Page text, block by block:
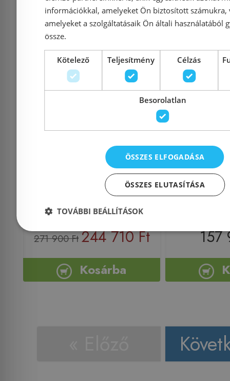
Előleg köteles
Ravak Matrix MSDPS
0WLA4U00Z1
Azonosító: 180371
Cikkszám: 0WLA4U00Z1
271 900 Ft244 710 Ft
Kosárba
H2O
01-
157
információkkal, amelyeket Ön biztosított számukra,
amelyeket a szolgáltatásaik Ön általi használatából
össze.
Kötelező Teljesítmény Célzás
Besorolatlan
ÖSSZES ELFOGADÁSA
ÖSSZES ELUTASÍTÁSA
TOVÁBBI BEÁLLÍTÁSOK